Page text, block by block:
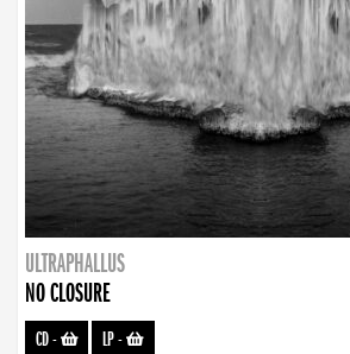
ULTRAPHALLUS
NO CLOSURE
CD- LP-